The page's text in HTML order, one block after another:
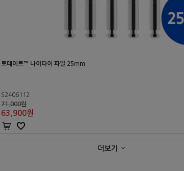
로테이트™ 나이타이 파일 25mm
S2406112
71,000원
63,900원
더보기